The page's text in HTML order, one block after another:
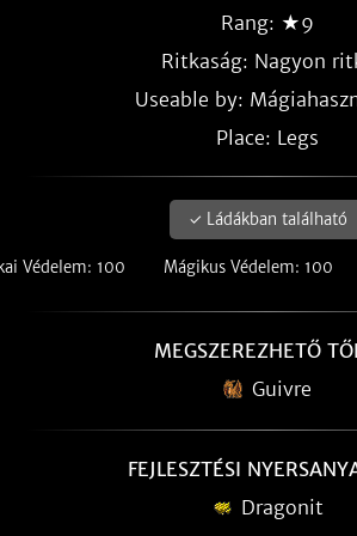
Rang: ★9
Ritkaság: Nagyon
Useable by:
Place: Legs
✓ Ládákban található
Védelem: 100 Mágikus Védelem: 100
MEGSZEREZHETŐ
Guivre
FEJLESZTÉSI
Dragonit